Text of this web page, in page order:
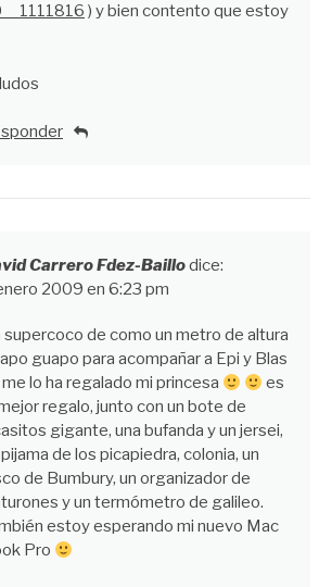
) y bien contento que estoy
Carrero Fdez-Baillodice:
2009 en 6:23 pm
supercoco de como un metro de altura
guapo para acompañar a Epi y Blas
me lo ha regalado mi princesa
es
regalo, junto con un bote de
gigante, una bufanda y un jersei,
de los picapiedra, colonia, un
de Bumbury, un organizador de
y un termómetro de galileo.
estoy esperando mi nuevo Mac
Pro